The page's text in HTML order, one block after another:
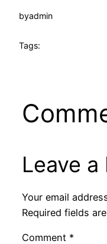
byadmin
Tags:
Leave a
Your email
Required fields
Comment *